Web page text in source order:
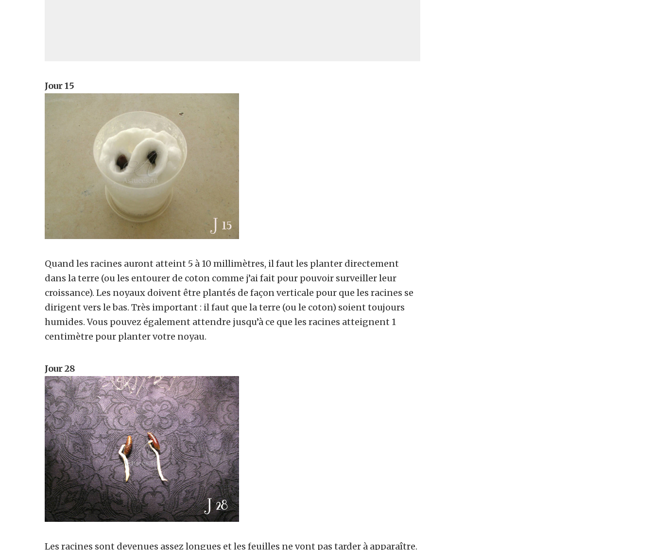
Jour 15
Quand les racines auront atteint 5 à 10 millimètres, il faut les planter directement
dans la terre (ou les entourer de coton comme j’ai fait pour pouvoir surveiller leur
croissance). Les noyaux doivent être plantés de façon verticale pour que les racines se
dirigent vers le bas. Très important : il faut que la terre (ou le coton) soient toujours
humides. Vous pouvez également attendre jusqu’à ce que les racines atteignent 1
centimètre pour planter votre noyau.
Jour 28
Les racines sont devenues assez longues et les feuilles ne vont pas tarder à apparaître.